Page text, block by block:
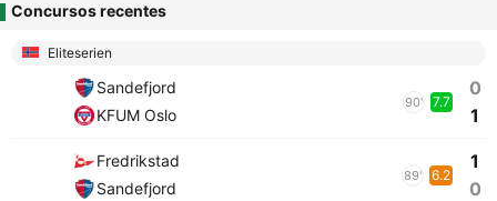
Concursos recentes
Eliteserien
Sandefjord
KFUM Oslo
90' 7.7
0
1
Fredrikstad
Sandefjord
89' 6.2
1
0